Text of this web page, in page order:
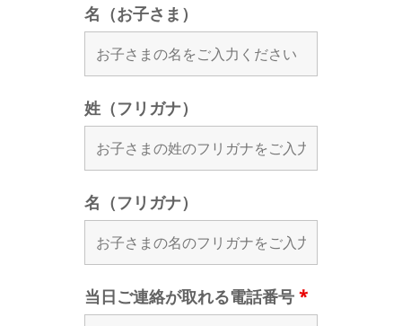
名（お子さま）
姓（フリガナ）
名（フリガナ）
当日ご連絡が取れる電話番号 *